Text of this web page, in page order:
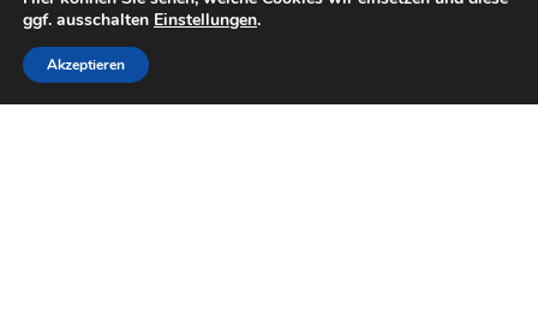
ggf. ausschalten Einstellungen.
Akzeptieren